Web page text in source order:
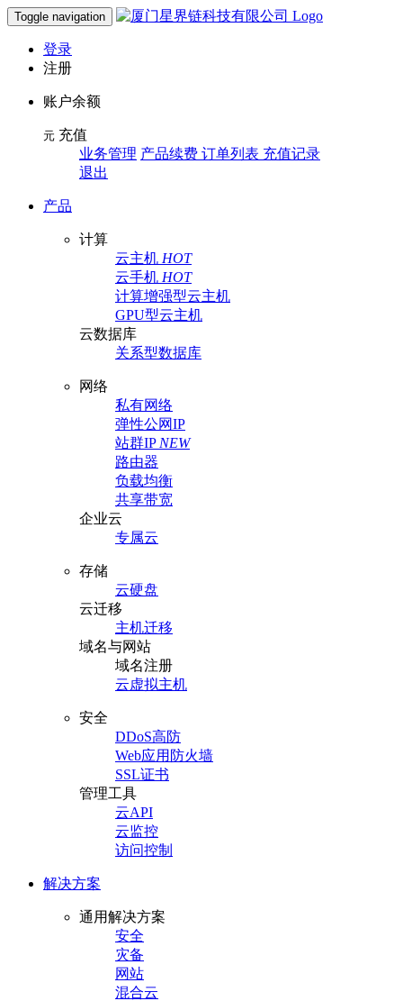
Toggle navigation
登录
注册
账户余额
元 充值
业务管理 产品续费 订单列表 充值记录
退出
产品
计算
云主机 HOT
云手机 HOT
计算增强型云主机
GPU型云主机
云数据库
关系型数据库
网络
私有网络
弹性公网IP
站群IP NEW
路由器
负载均衡
共享带宽
企业云
专属云
存储
云硬盘
云迁移
主机迁移
域名与网站
域名注册
云虚拟主机
安全
DDoS高防
Web应用防火墙
SSL证书
管理工具
云API
云监控
访问控制
解决方案
通用解决方案
安全
灾备
网站
混合云